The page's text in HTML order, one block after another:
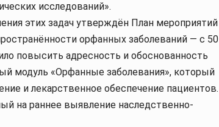
исследований».
этих задач утверждён План мероприятий
орфанных заболеваний — с 50
повысить адресность и обоснованность
модуль «Орфанные заболевания», который
и лекарственное обеспечение пациентов.
на раннее выявление наследственно-